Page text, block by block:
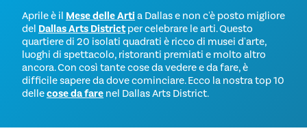
Aprile è il Mese delle Artia Dallas e non c'è posto migliore
del Dallas Arts Districtper celebrare le arti. Questo
quartiere di 20 isolati quadrati è ricco di musei d'arte,
luoghi di spettacolo, ristoranti premiati e molto altro
ancora. Con così tante cose da vedere e da fare, è
difficile sapere da dove cominciare. Ecco la nostra top 10
dellecose da fare nel Dallas Arts District.